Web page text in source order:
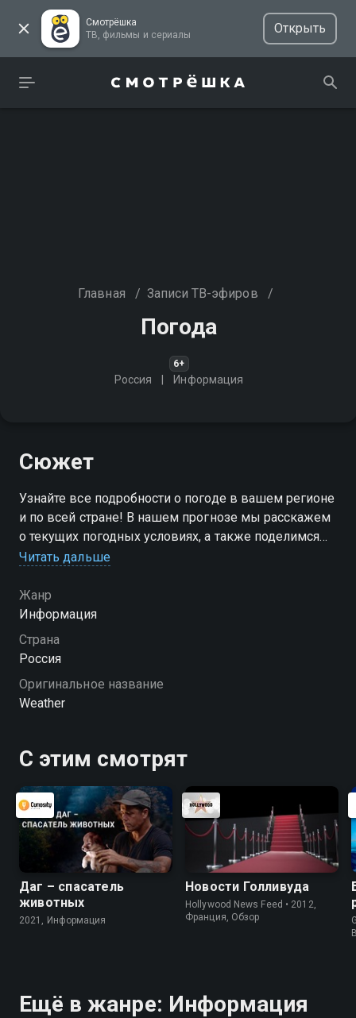
Смотрёшка
ТВ, фильмы и сериалы
Открыть
Главная / Записи ТВ-эфиров /
Погода
6+
Россия Информация
Сюжет
Узнайте все подробности о погоде в вашем регионе
и по всей стране! В нашем прогнозе мы расскажем
о текущих погодных условиях, а также поделимся
прогнозами на ближайшие дни
Читать дальше
Жанр
Информация
Страна
Россия
Оригинальное название
Weather
С этим смотрят
Даг – спасатель
животных
2021, Информация
Новости Голливуда
Hollywood News Feed • 2012,
Франция, Обзор
Ещё в жанре: Информация